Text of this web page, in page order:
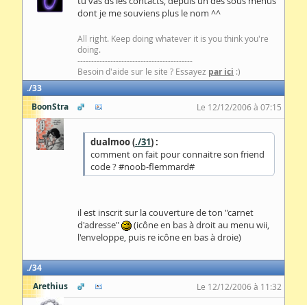
dont je me souviens plus le nom ^^
All right. Keep doing whatever it is you think you're
doing.
------------------------------------------
Besoin d'aide sur le site ? Essayez par ici :)
33
BoonStra
Le 12/12/2006 à 07:15
dualmoo (./31) :
comment on fait pour connaitre son friend
code ? #noob-flemmard#
il est inscrit sur la couverture de ton "carnet
d'adresse"
(icône en bas à droit au menu wii,
l'enveloppe, puis re icône en bas à droie)
34
Arethius
Le 12/12/2006 à 11:32